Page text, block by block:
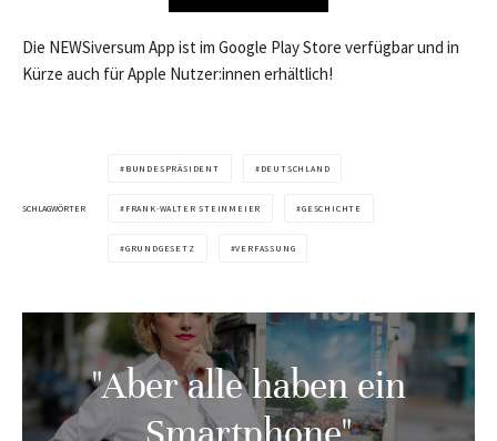
Die NEWSiversum App ist im Google Play Store verfügbar und in
Kürze auch für Apple Nutzer:innen erhältlich!
SCHLAGWÖRTER
BUNDESPRÄSIDENT DEUTSCHLAND
FRANK-WALTER STEINMEIER GESCHICHTE
GRUNDGESETZ VERFASSUNG
"Aber alle haben ein